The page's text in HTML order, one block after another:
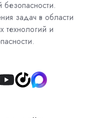
задач в области
технологий и
Join